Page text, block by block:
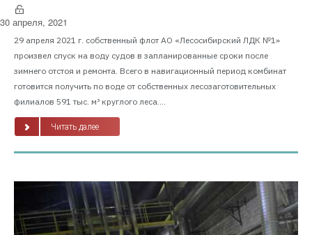
30 апреля, 2021
29 апреля 2021 г. собственный флот АО «Лесосибирский ЛДК №1»
произвел спуск на воду судов в запланированные сроки после
зимнего отстоя и ремонта. Всего в навигационный период комбинат
готовится получить по воде от собственных лесозаготовительных
филиалов 591 тыс. м³ круглого леса....
Читать далее